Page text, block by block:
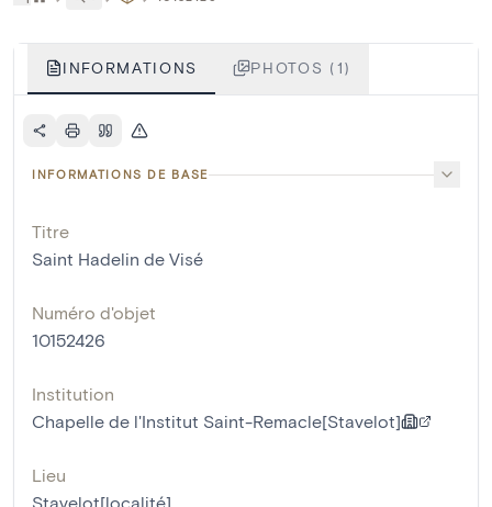
INFORMATIONS PHOTOS (1)
INFORMATIONS DE BASE
Titre
Saint Hadelin de Visé
Numéro d'objet
10152426
Institution
Chapelle de l'Institut Saint-Remacle[Stavelot]
Lieu
Stavelot[localité]